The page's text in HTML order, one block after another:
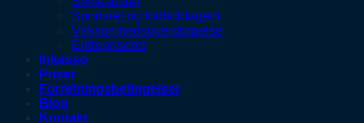
Sportsret og fodboldagent
Virksomhedsoverdragelse
Entrepriseret
Inkasso
Priser
Forretningsbetingelser
Blog
Kontakt